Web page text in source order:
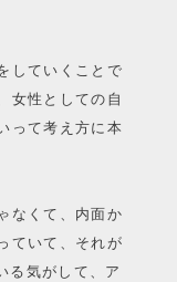
していくことで
女性としての自
って考え方に本
なくて、内面か
ていて、それが
る気がして、ア